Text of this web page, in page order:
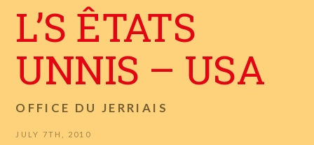
L’S ÊTATS
UNNIS – USA
OFFICE DU JERRIAIS
JULY 7TH, 2010